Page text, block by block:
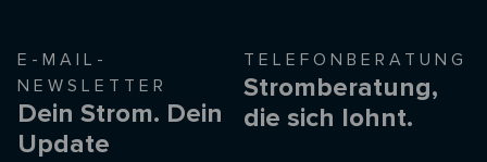
E-MAIL-
NEWSLETTER
Dein Strom. Dein
Update
TELEFONBERATUNG
Stromberatung,
die sich lohnt.